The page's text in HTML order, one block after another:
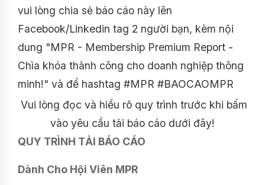
vui lòng chia sẻ báo cáo này lên
Facebook/Linkedin tag 2 người bạn, kèm nội
dung "MPR - Membership Premium Report -
Chìa khóa thành công cho doanh nghiệp thông
minh!" và để hashtag #MPR #BAOCAOMPR
Vui lòng đọc và hiểu rõ quy trình trước khi bấm
vào yêu cầu tải báo cáo dưới đây!
QUY TRÌNH TẢI BÁO CÁO
Dành Cho Hội Viên MPR